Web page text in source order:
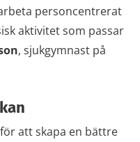
personcentrerat
aktivitet som passar
, sjukgymnast på
att skapa en bättre